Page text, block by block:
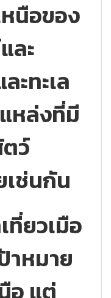
นือของ
ละ
ะทะเล
หล่งที่มี
ว์
ช่นกัน
ยวเมือ
าหมาย
อ แต่